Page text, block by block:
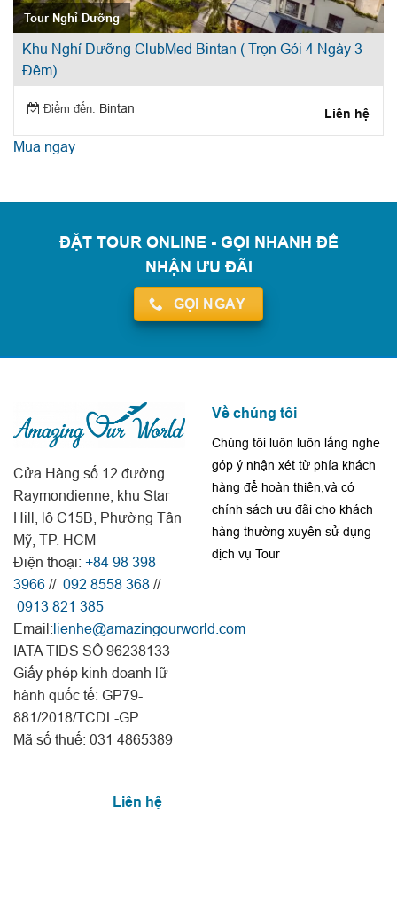
Tour Nghỉ Dưỡng
Khu Nghỉ Dưỡng ClubMed Bintan ( Trọn Gói 4 Ngày 3
Đêm)
Điểm đến: Bintan Liên hệ
Mua ngay
ĐẶT TOUR ONLINE - GỌI NHANH ĐỂ
NHẬN ƯU ĐÃI
GỌI NGAY
Cửa Hàng số 12 đường
Raymondienne, khu Star
Hill, lô C15B, Phường Tân
Mỹ, TP. HCM
Điện thoại: +84 98 398
3966 // 092 8558 368 //
0913 821 385
Email:lienhe@amazingourworld.com
IATA TIDS SỐ 96238133
Giấy phép kinh doanh lữ
hành quốc tế: GP79-
881/2018/TCDL-GP.
Mã số thuế: 031 4865389
Về chúng tôi
Chúng tôi luôn luôn lắng nghe
góp ý nhận xét từ phía khách
hàng để hoàn thiện,và có
chính sách ưu đãi cho khách
hàng thường xuyên sử dụng
dịch vụ Tour
Liên hệ